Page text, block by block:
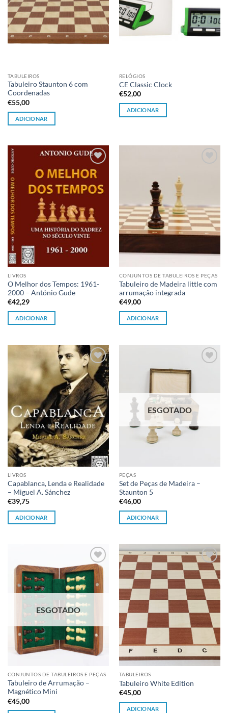
TABULEIROS
Tabuleiro Staunton 6 com
Coordenadas
€55,00
ADICIONAR
RELÓGIOS
CE Classic Clock
€52,00
ADICIONAR
Adicionar
à lista de
desejos
LIVROS
O Melhor dos Tempos: 1961-
2000 – António Gude
€42,29
ADICIONAR
CONJUNTOS DE TABULEIROS E PEÇAS
Tabuleiro de Madeira little com
arrumação integrada
€49,00
ADICIONAR
Adicionar
à lista de
desejos
LIVROS
Capablanca, Lenda e Realidade
– Miguel A. Sánchez
€39,75
ADICIONAR
Adicionar
ESGOTADO
PEÇAS
Set de Peças de Madeira –
Staunton 5
€46,00
ADICIONAR
Adicionar
à lista de
desejos
ESGOTADO
CONJUNTOS DE TABULEIROS E PEÇAS
Tabuleiro de Arrumação –
Magnético Mini
€45,00
Adicionar
à lista de
desejos
TABULEIROS
Tabuleiro White Edition
€45,00
ADICIONAR